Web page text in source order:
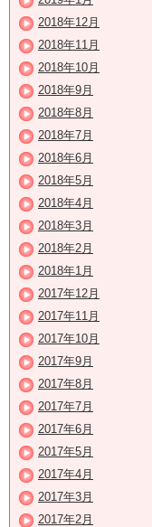
2018年12月
2018年11月
2018年10月
2018年9月
2018年8月
2018年7月
2018年6月
2018年5月
2018年4月
2018年3月
2018年2月
2018年1月
2017年12月
2017年11月
2017年10月
2017年9月
2017年8月
2017年7月
2017年6月
2017年5月
2017年4月
2017年3月
2017年2月